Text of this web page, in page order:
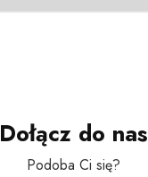
Dołącz do nas
Podoba Ci się?